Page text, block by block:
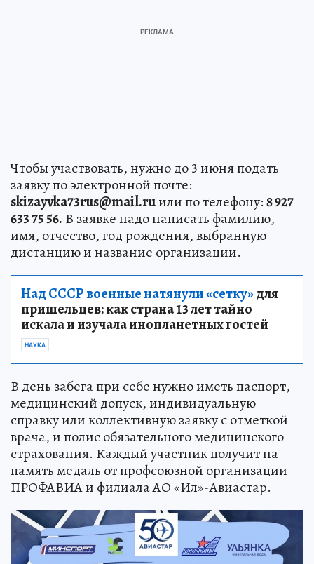
Чтобы участвовать, нужно до 3 июня подать
заявку по электронной почте:
skizayvka73rus@mail.ruили по телефону:8 927
633 75 56. В заявке надо написать фамилию,
имя, отчество, год рождения, выбранную
дистанцию и название организации.
Над СССР военные натянули «сетку»для
пришельцев: как страна 13 лет тайно
искала и изучала инопланетных гостей
НАУКА
В день забега при себе нужно иметь паспорт,
медицинский допуск, индивидуальную
справку или коллективную заявку с отметкой
врача, и полис обязательного медицинского
страхования. Каждый участник получит на
память медаль от профсоюзной организации
ПРОФАВИА и филиала АО «Ил»-Авиастар.